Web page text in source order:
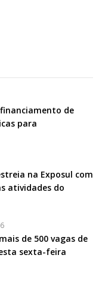
de
para
na Exposul com
atividades do
de 500 vagas de
sexta-feira